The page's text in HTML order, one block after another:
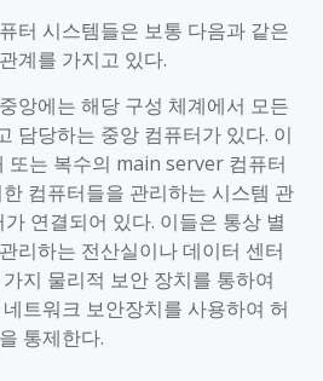
터 시스템들은 보통 다음과 같은
계를 가지고 있다.
앙에는 해당 구성 체계에서 모든
담당하는 중앙 컴퓨터가 있다. 이
또는 복수의 main server 컴퓨터
컴퓨터들을 관리하는 시스템 관
연결되어 있다. 이들은 통상 별
리하는 전산실이나 데이터 센터
지 물리적 보안 장치를 통하여
트워크 보안장치를 사용하여 허
통제한다.